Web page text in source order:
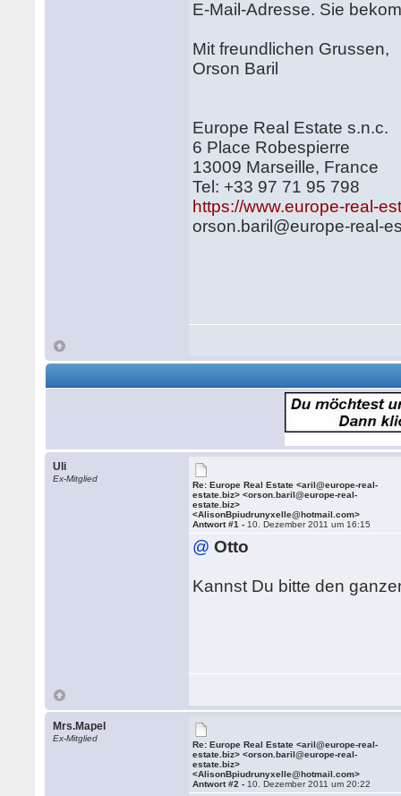
E-Mail-Adresse. Sie
Mit freundlichen Grussen,
Orson
Europe Real Estate s.n.c.
6 Place Robespierre
13009 Marseille, France
Tel: +33 97 71 95 798
https://www.europe-real-
orson.baril@europe-real-
Uli
Ex-Mitglied
Re: Europe Real Estate <aril@europe-real-
estate.biz> <orson.baril@europe-real-
estate.biz>
<AlisonBpiudrunyxelle@hotmail.com>
Antwort #1 - 10. Dezember 2011 um 16:15
@ Otto
Kannst Du bitte den
Mrs.Mapel
Ex-Mitglied
Re: Europe Real Estate <aril@europe-real-
estate.biz> <orson.baril@europe-real-
estate.biz>
<AlisonBpiudrunyxelle@hotmail.com>
Antwort #2 - 10. Dezember 2011 um 20:22